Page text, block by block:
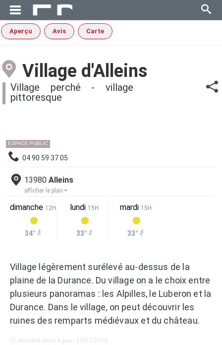
Aperçu Avis Carte
Village d'Alleins
Village perché - village
pittoresque
ESPACE PUBLIC
04 90 59 37 05
13980 Alleins
afficher le plan
dimanche 12H
34°
lundi 15H
33°
mardi 15H
33°
Village légèrement surélevé au-dessus de la
plaine de la Durance. Du village on a le choix entre
plusieurs panoramas : les Alpilles, le Luberon et la
Durance. Dans le village, on peut découvrir les
ruines des remparts médiévaux et du château.
dernière mise à jour: 23/11/2016